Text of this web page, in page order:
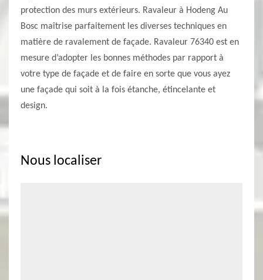
protection des murs extérieurs. Ravaleur à Hodeng Au
Bosc maîtrise parfaitement les diverses techniques en
matière de ravalement de façade. Ravaleur 76340 est en
mesure d’adopter les bonnes méthodes par rapport à
votre type de façade et de faire en sorte que vous ayez
une façade qui soit à la fois étanche, étincelante et
design.
Nous localiser